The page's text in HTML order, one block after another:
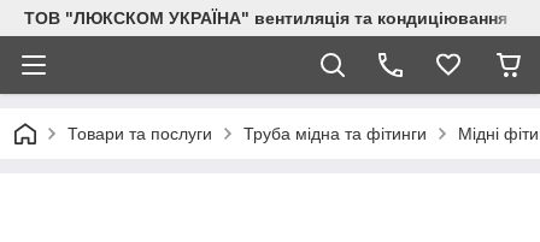
ТОВ "ЛЮКСКОМ УКРАЇНА" вентиляція та кондиціювання
Товари та послуги Труба мідна та фітинги Мідні